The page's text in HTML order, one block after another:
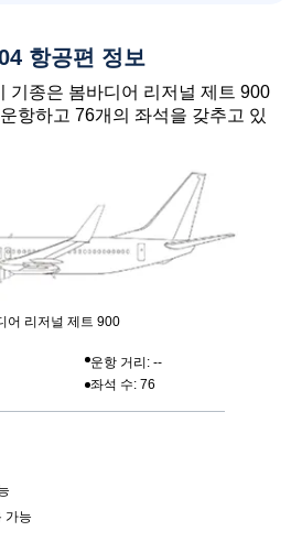
항공편 정보
기종은 봄바디어 리저널 제트 900
항하고 76개의 좌석을 갖추고 있
어 리저널 제트 900
운항 거리: --
좌석 수: 76
가능